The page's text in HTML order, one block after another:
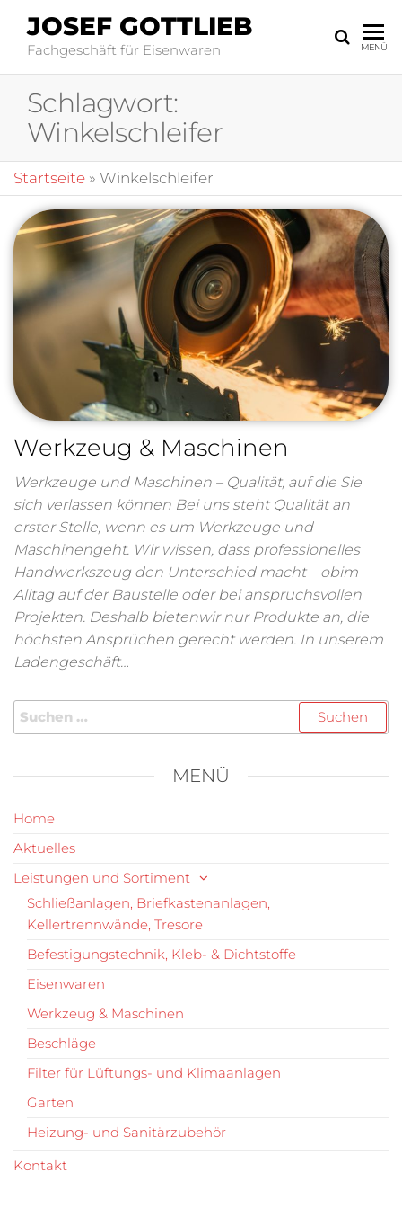
JOSEF GOTTLIEB
Fachgeschäft für Eisenwaren MENÜ
Schlagwort:
Winkelschleifer
Startseite » Winkelschleifer
Werkzeug & Maschinen
Werkzeuge und Maschinen – Qualität, auf die Sie
sich verlassen können Bei uns steht Qualität an
erster Stelle, wenn es um Werkzeuge und
Maschinengeht. Wir wissen, dass professionelles
Handwerkszeug den Unterschied macht – obim
Alltag auf der Baustelle oder bei anspruchsvollen
Projekten. Deshalb bietenwir nur Produkte an, die
höchsten Ansprüchen gerecht werden. In unserem
Ladengeschäft…
MENÜ
Home
Aktuelles
Leistungen und Sortiment
Schließanlagen, Briefkastenanlagen,
Kellertrennwände, Tresore
Befestigungstechnik, Kleb- & Dichtstoffe
Eisenwaren
Werkzeug & Maschinen
Beschläge
Filter für Lüftungs- und Klimaanlagen
Garten
Heizung- und Sanitärzubehör
Kontakt